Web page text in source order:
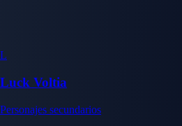
L
Luck Voltia
Personajes secundarios